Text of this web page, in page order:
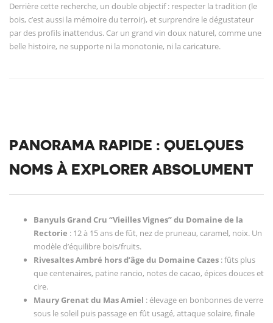
Derrière cette recherche, un double objectif : respecter la tradition (le
bois, c’est aussi la mémoire du terroir), et surprendre le dégustateur
par des profils inattendus. Car un grand vin doux naturel, comme une
belle histoire, ne supporte ni la monotonie, ni la caricature.
PANORAMA RAPIDE : QUELQUES
NOMS À EXPLORER ABSOLUMENT
Banyuls Grand Cru “Vieilles Vignes” du Domaine de la
Rectorie : 12 à 15 ans de fût, nez de pruneau, caramel, noix. Un
modèle d’équilibre bois/fruits.
Rivesaltes Ambré hors d’âge du Domaine Cazes : fûts plus
que centenaires, patine rancio, notes de cacao, épices douces et
cire.
Maury Grenat du Mas Amiel : élevage en bonbonnes de verre
sous le soleil puis passage en fût usagé, attaque solaire, finale